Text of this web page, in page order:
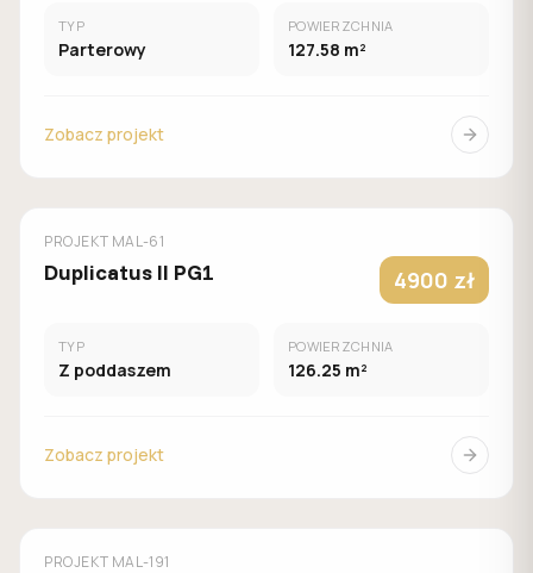
TYP
Parterowy
POWIERZCHNIA
127.58 m²
Zobacz projekt
MALACHIT
PROJEKT MAL-61
Duplicatus II PG1 4900 zł
TYP
Z poddaszem
POWIERZCHNIA
126.25 m²
Zobacz projekt
MALACHIT
PROJEKT MAL-191